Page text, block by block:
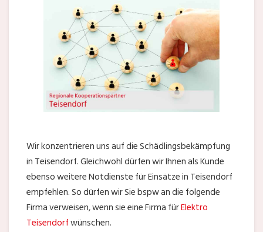
Wir konzentrieren uns auf die Schädlingsbekämpfung
in Teisendorf. Gleichwohl dürfen wir Ihnen als Kunde
ebenso weitere Notdienste für Einsätze in Teisendorf
empfehlen. So dürfen wir Sie bspw an die folgende
Firma verweisen, wenn sie eine Firma fürElektro
Teisendorfwünschen.